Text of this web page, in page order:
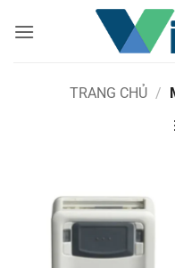
qua
TRANG CHỦ /